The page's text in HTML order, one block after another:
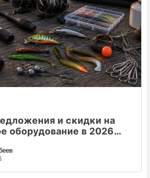
и скидки на
оборудование в 2026